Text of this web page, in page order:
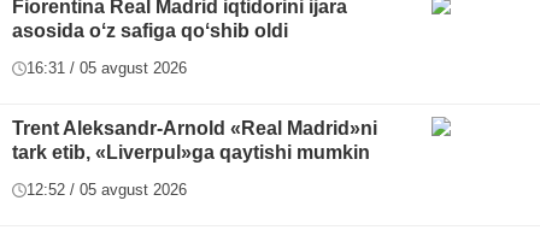
Fiorentina Real Madrid iqtidorini ijara
asosida oʻz safiga qoʻshib oldi
16:31 / 05 avgust 2026
Trent Aleksandr-Arnold «Real Madrid»ni
tark etib, «Liverpul»ga qaytishi mumkin
12:52 / 05 avgust 2026